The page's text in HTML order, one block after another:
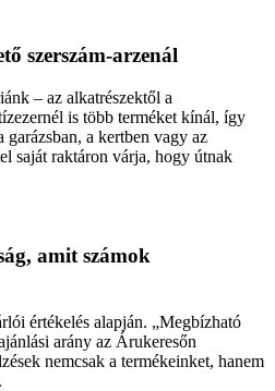
szerszám-arzenál
– az alkatrészektől a
is több terméket kínál, így
garázsban, a kertben vagy az
saját raktáron várja, hogy útnak
amit számok
értékelés alapján. „Megbízható
arány az Árukeresőn
nemcsak a termékeinket, hanem